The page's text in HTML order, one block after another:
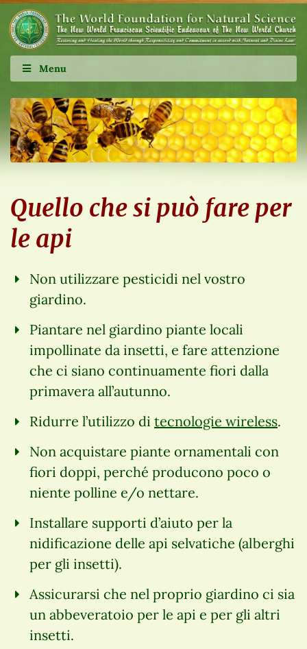
Menu
Quello che si può fare per
le api
Non utilizzare pesticidi nel vostro
giardino.
Piantare nel giardino piante locali
impollinate da insetti, e fare attenzione
che ci siano continuamente fiori dalla
primavera all’autunno.
Ridurre l’utilizzo di tecnologie wireless.
Non acquistare piante ornamentali con
fiori doppi, perché producono poco o
niente polline e/o nettare.
Installare supporti d’aiuto per la
nidificazione delle api selvatiche (alberghi
per gli insetti).
Assicurarsi che nel proprio giardino ci sia
un abbeveratoio per le api e per gli altri
insetti.